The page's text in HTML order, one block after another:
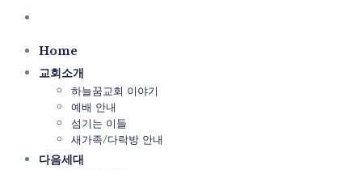
Home
교회소개
하늘꿈교회 이야기
예배 안내
섬기는 이들
새가족/다락방 안내
다음세대